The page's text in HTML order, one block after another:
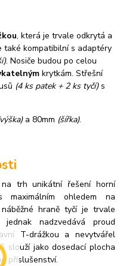
, která je trvale odkrytá a
také kompatibilní s adaptéry
. Nosiče budou po celou
krytkám. Střešní
(4 ks patek + 2 ks tyčí)s
a 80mm (šířka).
trh unikátní řešení horní
ohledem na
hraně tyčí je trvale
nadzvedává proud
T-drážkou a nevytvářel
slouží jako dosedací plocha
příslušenství.